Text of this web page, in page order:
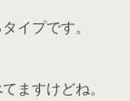
イプです。
ますけどね。